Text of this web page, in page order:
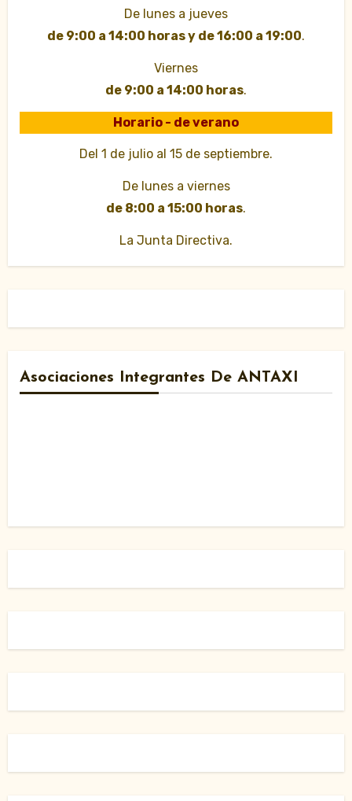
De lunes a jueves
de 9:00 a 14:00 horas y de 16:00 a 19:00.
Viernes
de 9:00 a 14:00 horas.
Horario - de verano
Del 1 de julio al 15 de septiembre.
De lunes a viernes
de 8:00 a 15:00 horas.
La Junta Directiva.
Asociaciones Integrantes De ANTAXI